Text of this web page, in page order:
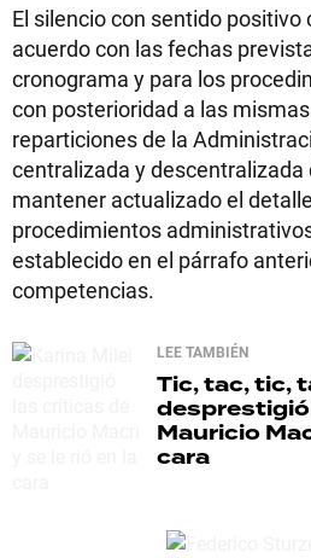
El silencio con sentido positivo
acuerdo con las fechas
cronograma y para los
con posterioridad a las
reparticiones de la
centralizada y
mantener actualizado el
procedimientos
establecido en el párrafo
competencias.
LEE TAMBIÉN
Tic, tac, tic,
Mauricio
cara